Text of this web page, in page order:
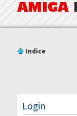
AMIGA
Indice
Login